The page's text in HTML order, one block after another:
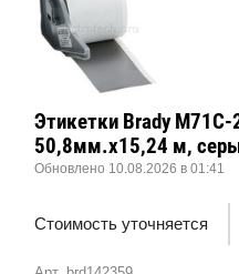
Этикетки Brady
50,8мм.х15,24 м,
Обновлено 10.08.2026 в 01:41
Стоимость уточняется